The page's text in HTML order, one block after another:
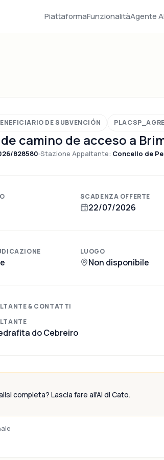
PiattaformaFunzionalitàAgente
DE SUBVENCIÓN
camino de acceso a
828580 Stazione Appaltante: Concello de
SCADENZA OFFERTE
22/07/2026
LUOGO
Non disponibile
& CONTATTI
do Cebreiro
completa? Lascia fare all'AI di Cato.